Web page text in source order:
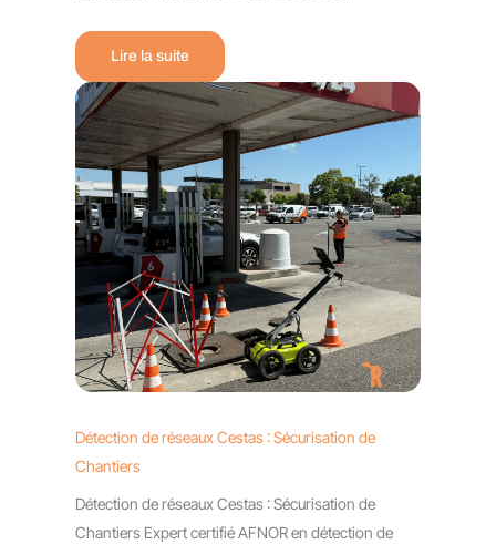
Lire la suite
Détection de réseaux Cestas : Sécurisation de
Chantiers
Détection de réseaux Cestas : Sécurisation de
Chantiers Expert certifié AFNOR en détection de